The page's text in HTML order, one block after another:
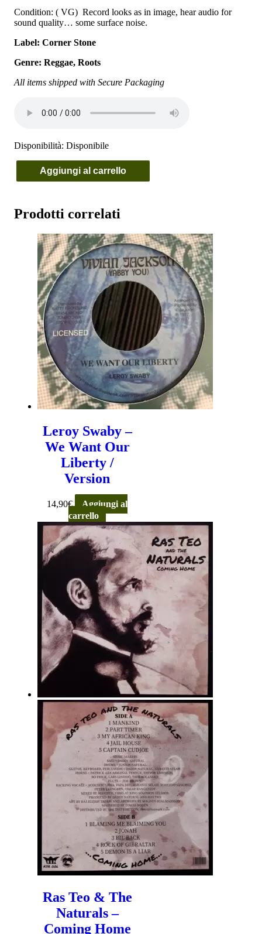
Condition: ( VG) Record looks as in image, hear audio for
sound quality… some surface noise.
Label: Corner Stone
Genre: Reggae, Roots
All items shipped with Secure Packaging
Disponibilità: Disponibile
Michael
Steady
Balance
Aggiungi al carrello
Prodotti correlati
Leroy Swaby –
We Want Our
Liberty /
Version
14,90€
Aggiungi al
carrello
Ras Teo & The
Naturals –
Coming Home